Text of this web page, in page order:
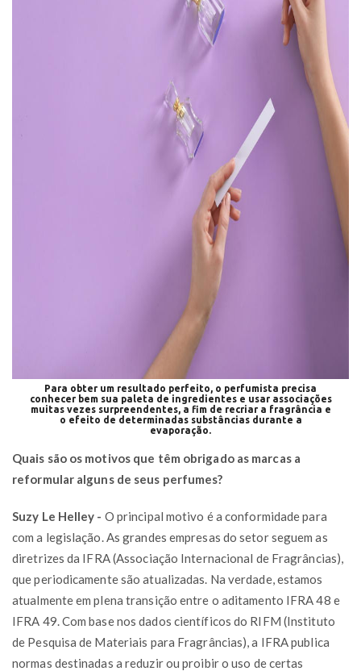
Para obter um resultado perfeito, o perfumista precisa
conhecer bem sua paleta de ingredientes e usar associações
muitas vezes surpreendentes, a fim de recriar a fragrância e
o efeito de determinadas substâncias durante a
evaporação.
Quais são os motivos que têm obrigado as marcas a
reformular alguns de seus perfumes?
Suzy Le Helley - O principal motivo é a conformidade para
com a legislação. As grandes empresas do setor seguem as
diretrizes da IFRA (Associação Internacional de Fragrâncias),
que periodicamente são atualizadas. Na verdade, estamos
atualmente em plena transição entre o aditamento IFRA 48 e
IFRA 49. Com base nos dados científicos do RIFM (Instituto
de Pesquisa de Materiais para Fragrâncias), a IFRA publica
normas destinadas a reduzir ou proibir o uso de certas